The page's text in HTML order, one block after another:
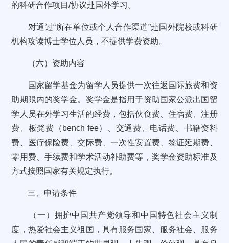
的科研合作项目/协议赴国外学习。
对通过“所在单位或个人合作渠道”赴国外院校或科研
机构攻读博士学位人员，不提供学费资助。
（六）资助内容
国家留学基金为留学人员提供一次往返国际旅费和资
助期限内的奖学金。奖学金是指用于资助国家公派出国留
学人员在外学习生活的经费，包括伙食费、住宿费、注册
费、板凳费（bench fee）、交通费、电话费、书籍资料
费、医疗保险费、交际费、一次性安置费、签证延期费、
零用费、手续费和学术活动补助费等，奖学金资助标准及
方式按照国家有关规定执行。
三、申请条件
（一）拥护中国共产党领导和中国特色社会主义制
度，热爱社会主义祖国，具有服务国家、服务社会、服务